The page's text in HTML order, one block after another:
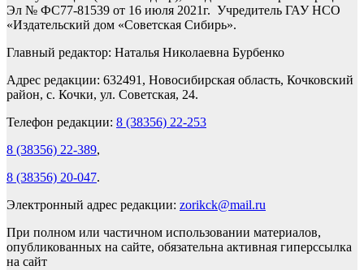
Эл № ФС77-81539 от 16 июля 2021г. Учредитель ГАУ НСО
«Издательский дом «Советская Сибирь».
Главный редактор: Наталья Николаевна Бурбенко
Адрес редакции: 632491, Новосибирская область, Кочковский
район, с. Кочки, ул. Советская, 24.
Телефон редакции: 8 (38356) 22-253
8 (38356) 22-389,
8 (38356) 20-047.
Электронный адрес редакции: zorikck@mail.ru
При полном или частичном использовании материалов,
опубликованных на сайте, обязательна активная гиперссылка
на сайт